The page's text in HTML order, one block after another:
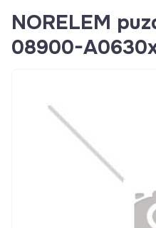
NORELEM
08900-